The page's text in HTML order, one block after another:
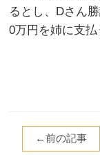
るとし、Dさん
0万円を姉に支払
←前の記事